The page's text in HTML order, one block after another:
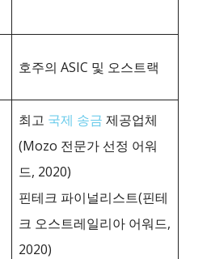
호주의 ASIC 및 오스트랙
최고 국제 송금 제공업체
(Mozo 전문가 선정 어워
드, 2020)
핀테크 파이널리스트(핀테
크 오스트레일리아 어워드,
2020)